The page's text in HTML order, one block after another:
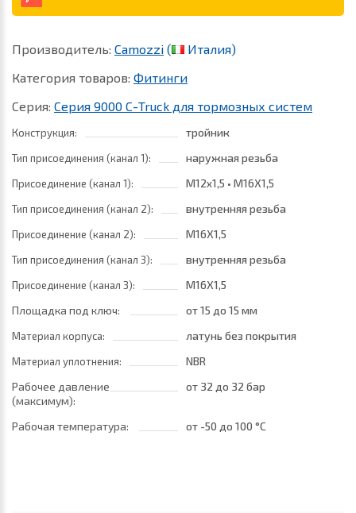
Производитель: Camozzi (
Италия)
Категория товаров: Фитинги
Серия: Серия 9000 С-Truck для тормозных систем
Конструкция: тройник
Тип присоединения (канал 1): наружная резьба
Присоединение (канал 1): M12x1,5 • M16X1,5
Тип присоединения (канал 2): внутренняя резьба
Присоединение (канал 2): M16X1,5
Тип присоединения (канал 3): внутренняя резьба
Присоединение (канал 3):
M16X1,5
Площадка под ключ:
от 15 до 15 мм
Материал корпуса: латунь без покрытия
Материал уплотнения:
NBR
Рабочее давление
(максимум):
от 32 до 32 бар
Рабочая температура: от -50 до 100 °C